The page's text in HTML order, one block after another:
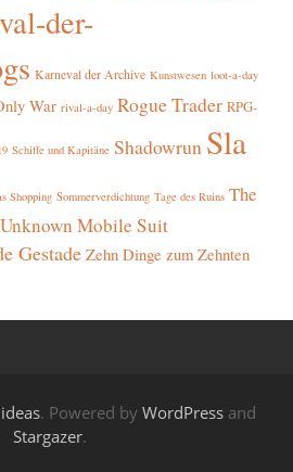
der-
Karneval der Archive Kunstwesen loot-a-day
War rival-a-day Rogue Trader RPG-
Schiffe und Kapitäne Shadowrun Sla
Shopping Sommerverdichtung Tage des Ruins The
Unknown Mobile Suit
GestadeZehn Dinge zum Zehnten
. Powered by WordPress and
Stargazer.